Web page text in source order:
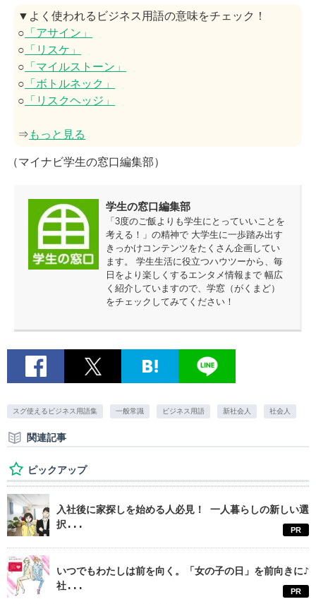
▼よく使われるビジネス用語の意味をチェック！
○ 「アサイン」
○ 「リスケ」
○ 「マイルストーン」
○ 「ボトルネック」
○ 「リスクヘッジ」
⇒ もっと見る
（マイナビ学生の窓口編集部）
学生の窓口編集部
「3度のご飯よりも学生にとっていいことを
考える！」の精神で 大学生に一歩踏み出す
きっかけコンテンツをたくさん企画してい
ます。 学生生活に役立つハウツーから、毎
日をより楽しくするエンタメ情報まで 幅広
く紹介していますので、学窓（がくまど）
をチェックしてみてください！
スグ使えるビジネス用語集 一般常識 ビジネス用語 新社会人 社会人
関連記事
ピックアップ
入社後に家探しを始める人必見！ 一人暮らしの新しい選
択...
PR
いつでもわたしは前を向く。「女の子の日」を前向きに♪
社...
PR